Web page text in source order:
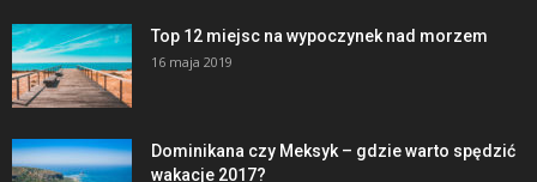
Top 12 miejsc na wypoczynek nad morzem
16 maja 2019
Dominikana czy Meksyk – gdzie warto spędzić
wakacje 2017?